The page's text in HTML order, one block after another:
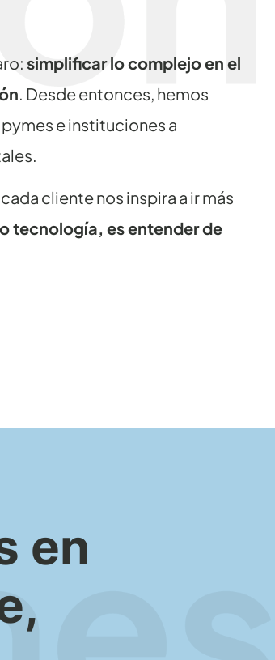
simplificar lo complejo en el
. Desde entonces, hemos
e instituciones a
cliente nos inspira a ir más
tecnología, es entender de
en